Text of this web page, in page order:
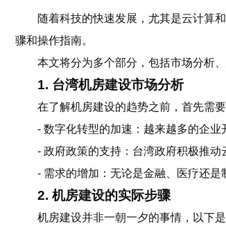
随着科技的快速发展，尤其是云计算
骤和操作指南。
本文将分为多个部分，包括市场分析
1. 台湾机房建设市场分析
在了解机房建设的趋势之前，首先需
- 数字化转型的加速：越来越多的企业
- 政府政策的支持：台湾政府积极推动
- 需求的增加：无论是金融、医疗还是
2. 机房建设的实际步骤
机房建设并非一朝一夕的事情，以下